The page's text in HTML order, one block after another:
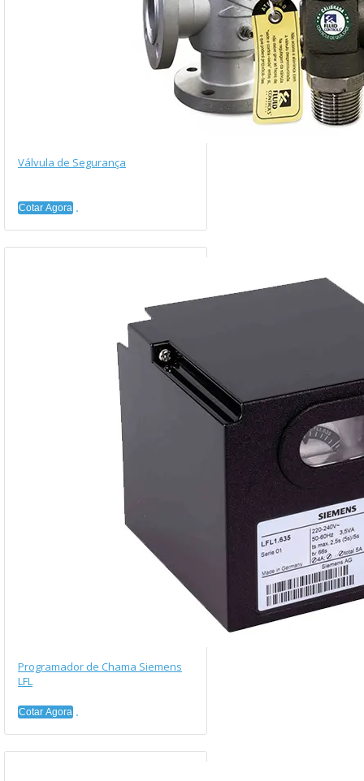
Válvula de Segurança
Cotar Agora
Programador de Chama Siemens
LFL
Cotar Agora